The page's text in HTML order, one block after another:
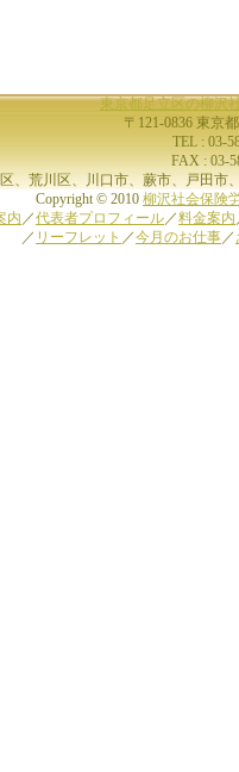
東京都足立区の柳沢
〒121-0836 東京
TEL : 03-
FAX : 03-
、荒川区、川口市、蕨市、戸田市
Copyright © 2010 柳沢社会保険
内 ／代表者プロフィール／料金案内
／ リーフレット ／今月のお仕事／